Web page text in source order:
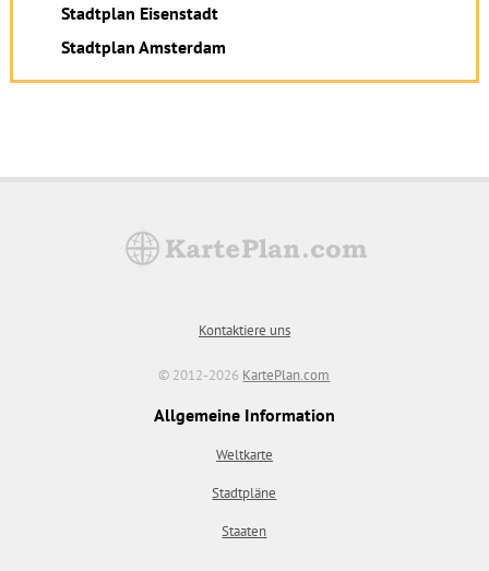
Stadtplan Eisenstadt
Stadtplan Amsterdam
Kontaktiere uns
© 2012-2026 KartePlan.com
Allgemeine Information
Weltkarte
Stadtpläne
Staaten